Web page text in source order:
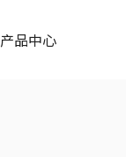
产品中心